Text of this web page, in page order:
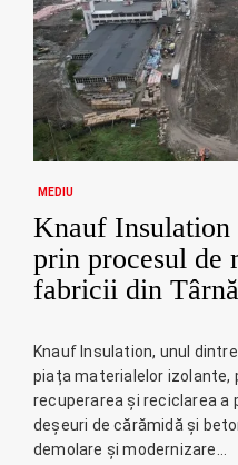
MEDIU
Knauf Insulation
prin procesul de
fabricii din
Knauf Insulation, unul
piața materialelor izolante,
recuperarea și reciclarea a
deșeuri de cărămidă și
demolare și modernizare…